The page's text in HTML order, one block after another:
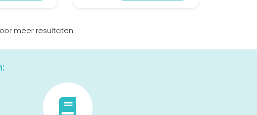
meer resultaten.